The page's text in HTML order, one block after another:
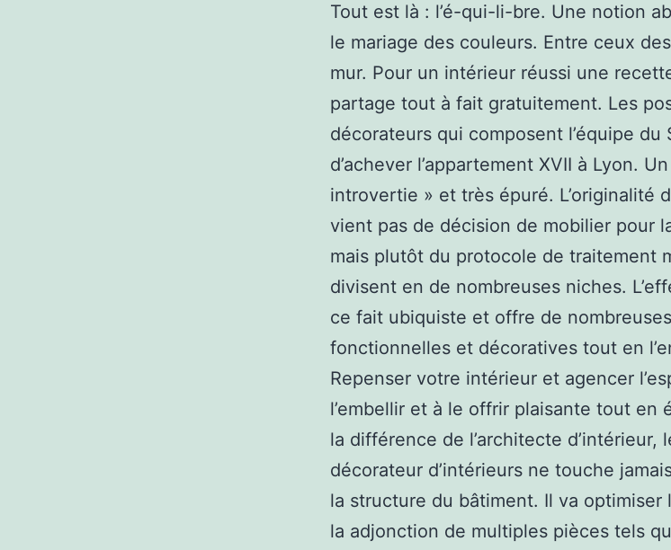
Tout est là : l’é-qui-li-bre. Une notion
le mariage des couleurs. Entre ceux
mur. Pour un intérieur réussi une
partage tout à fait gratuitement. Les
décorateurs qui composent l’équipe du
d’achever l’appartement XVII à Lyon.
introvertie » et très épuré. L’originalité
vient pas de décision de mobilier pour
mais plutôt du protocole de traitement
divisent en de nombreuses niches.
ce fait ubiquiste et offre de
fonctionnelles et décoratives tout en
Repenser votre intérieur et agencer
l’embellir et à le offrir plaisante tout en
la différence de l’architecte d’intérieur,
décorateur d’intérieurs ne touche
la structure du bâtiment. Il va optimiser
la adjonction de multiples pièces tels